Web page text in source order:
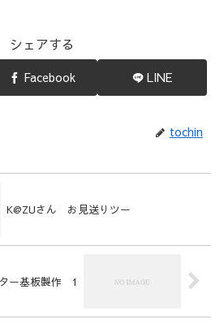
シェアする
Facebook LINE
tochin
K@ZUさん お見送りツー
ー基板製作 1